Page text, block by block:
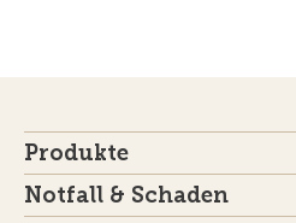
Produkte
Notfall & Schaden